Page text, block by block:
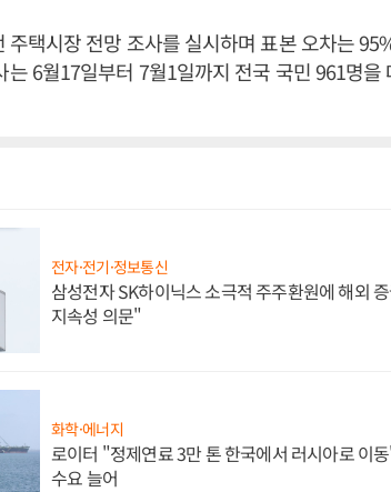
주택시장 전망 조사를 실시하며 표본 오차는
6월17일부터 7월1일까지 전국 국민 961명을
전자·전기·정보통신
삼성전자 SK하이닉스 소극적 주주환원에 해외
지속성 의문"
화학·에너지
로이터 "정제연료 3만 톤 한국에서 러시아로 이
수요 늘어